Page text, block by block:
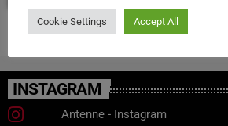
INSTAGRAM
Antenne - Instagram
Cookie Settings Accept All